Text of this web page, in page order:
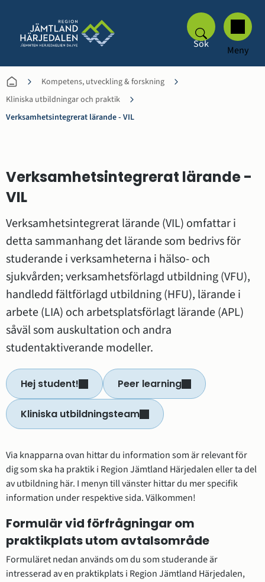
Sök Meny
Kompetens, utveckling & forskning
Kliniska utbildningar och praktik
Verksamhetsintegrerat lärande - VIL
Verksamhetsintegrerat lärande -
VIL
Verksamhetsintegrerat lärande (VIL) omfattar i
detta sammanhang det lärande som bedrivs för
studerande i verksamheterna i hälso- och
sjukvården; verksamhetsförlagd utbildning (VFU),
handledd fältförlagd utbildning (HFU), lärande i
arbete (LIA) och arbetsplatsförlagt lärande (APL)
såväl som auskultation och andra
studentaktiverande modeller.
Hej student!(öppnas i nytt fönster)
Peer learning(öppnas i nytt
Kliniska utbildningsteam
(öppnas i nytt fönster)
Via knapparna ovan hittar du information som är relevant för
dig som ska ha praktik i Region Jämtland Härjedalen eller ta del
av utbildning här. I menyn till vänster hittar du mer specifik
information under respektive sida. Välkommen!
Formulär vid förfrågningar om
praktikplats utom avtalsområde
Formuläret nedan används om du som studerande är
intresserad av en praktikplats i Region Jämtland Härjedalen,